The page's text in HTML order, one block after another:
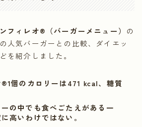
フィレオ®（バーガーメニュー） の
人気バーガーとの比較、ダイエッ
を紹介しました。
個のカロリーは471 kcal、糖質
の中でも食べごたえがある一
高いわけではない。